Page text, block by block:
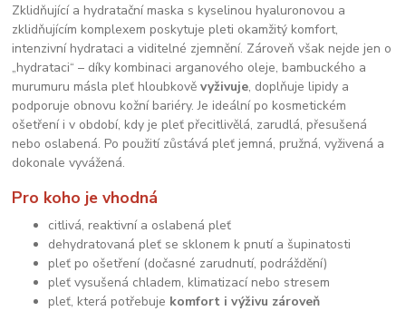
Zklidňující a hydratační maska s kyselinou hyaluronovou a
zklidňujícím komplexem poskytuje pleti okamžitý komfort,
intenzivní hydrataci a viditelné zjemnění. Zároveň však nejde jen o
„hydrataci“ – díky kombinaci arganového oleje, bambuckého a
murumuru másla pleť hloubkověvyživuje, doplňuje lipidy a
podporuje obnovu kožní bariéry. Je ideální po kosmetickém
ošetření i v období, kdy je pleť přecitlivělá, zarudlá, přesušená
nebo oslabená. Po použití zůstává pleť jemná, pružná, vyživená a
dokonale vyvážená.
Pro koho je vhodná
citlivá, reaktivní a oslabená pleť
dehydratovaná pleť se sklonem k pnutí a šupinatosti
pleť po ošetření (dočasné zarudnutí, podráždění)
pleť vysušená chladem, klimatizací nebo stresem
pleť, která potřebuje komfort i výživu zároveň